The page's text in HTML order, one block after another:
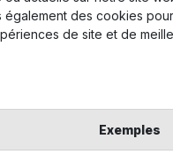
des cookies
de site et de
Exemples